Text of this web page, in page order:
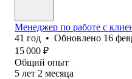
Менеджер по работе с
41 год • Обновлено 16
15 000 ₽
Общий опыт
5 лет 2 месяца